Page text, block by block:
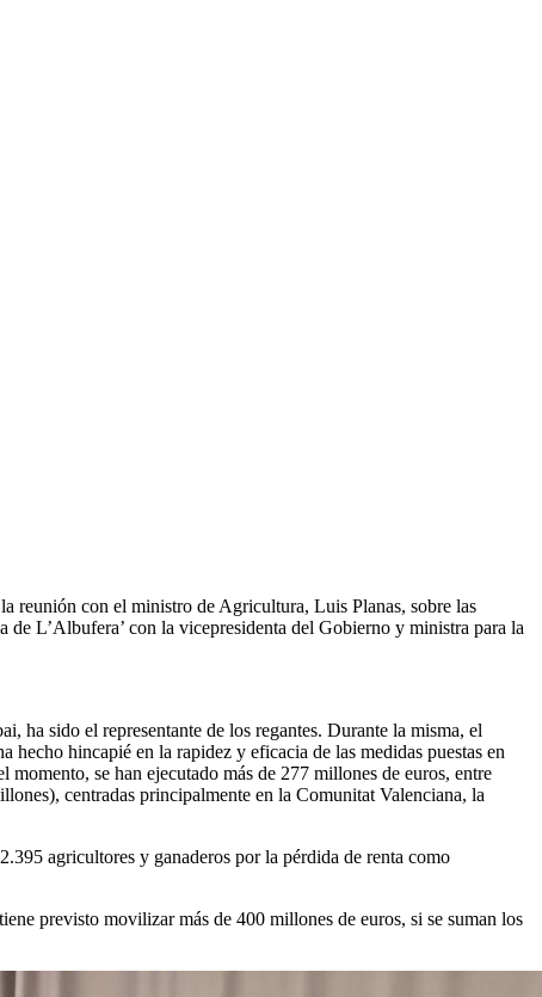
reunión con el ministro de Agricultura, Luis Planas, sobre las
L’Albufera’ con la vicepresidenta del Gobierno y ministra para la
ha sido el representante de los regantes. Durante la misma, el
hincapié en la rapidez y eficacia de las medidas puestas en
se han ejecutado más de 277 millones de euros, entre
centradas principalmente en la Comunitat Valenciana, la
agricultores y ganaderos por la pérdida de renta como
previsto movilizar más de 400 millones de euros, si se suman los